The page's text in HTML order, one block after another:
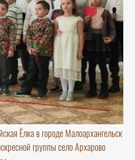
Ёлка в городе Малоархангельск
группы село Архарово